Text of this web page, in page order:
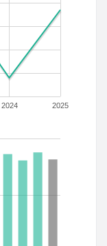
2024 2025